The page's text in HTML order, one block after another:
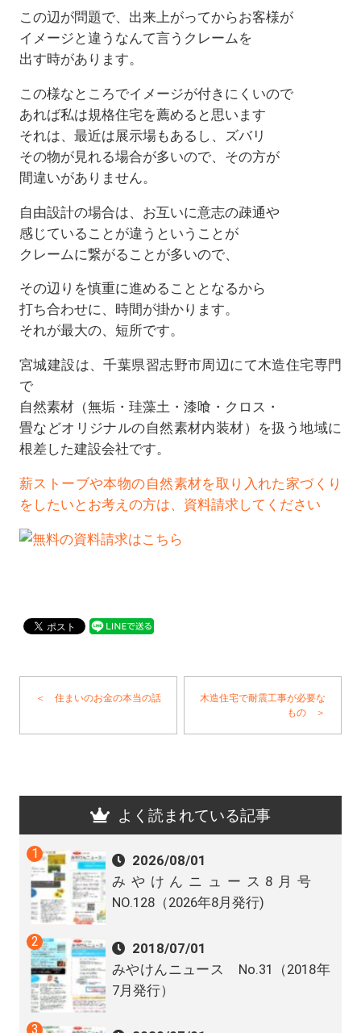
この辺が問題で、出来上がってからお客様が
イメージと違うなんて言うクレームを
出す時があります。
この様なところでイメージが付きにくいので
あれば私は規格住宅を薦めると思います
それは、最近は展示場もあるし、ズバリ
その物が見れる場合が多いので、その方が
間違いがありません。
自由設計の場合は、お互いに意志の疎通や
感じていることが違うということが
クレームに繋がることが多いので、
その辺りを慎重に進めることとなるから
打ち合わせに、時間が掛かります。
それが最大の、短所です。
宮城建設は、千葉県習志野市周辺にて木造住宅専門
で
自然素材（無垢・珪藻土・漆喰・クロス・
畳などオリジナルの自然素材内装材）を扱う地域に
根差した建設会社です。
薪ストーブや本物の自然素材を取り入れた家づくり
をしたいとお考えの方は、資料請求してください
＜ 住まいのお金の本当の話
木造住宅で耐震工事が必要な
もの ＞
よく読まれている記事
2026/08/01
みやけんニュース8月号
NO.128（2026年8月発行)
2018/07/01
みやけんニュース No.31（2018年
7月発行）